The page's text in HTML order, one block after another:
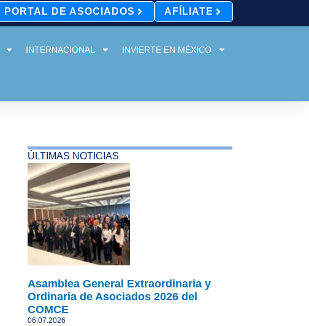
PORTAL DE ASOCIADOS AFÍLIATE
INTERNACIONAL INVIERTE EN MÉXICO
ÚLTIMAS NOTICIAS
Asamblea General Extraordinaria y
Ordinaria de Asociados 2026 del
COMCE
06.07.2026